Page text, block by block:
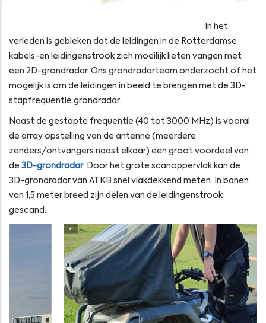
In het
verleden is gebleken dat de leidingen in de Rotterdamse
kabels-en leidingenstrook zich moeilijk lieten vangen met
een 2D-grondradar. Ons grondradarteam onderzocht of het
mogelijk is om de leidingen in beeld te brengen met de 3D-
stapfrequentie grondradar.
Naast de gestapte frequentie (40 tot 3000 MHz) is vooral
de array opstelling van de antenne (meerdere
zenders/ontvangers naast elkaar) een groot voordeel van
de 3D-grondradar. Door het grote scanoppervlak kan de
3D-grondradar van ATKB snel vlakdekkend meten. In banen
van 1,5 meter breed zijn delen van de leidingenstrook
gescand.